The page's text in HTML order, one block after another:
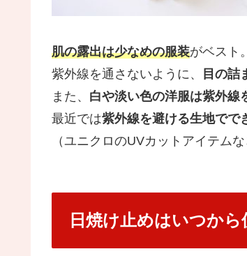
肌の露出は少なめの服装がベスト。
紫外線を通さないように、
目の詰
また、 白や淡い色の洋服は紫外線
最近では紫外線を避ける生地でで
（ユニクロのUVカットアイテム
日焼け止めはいつから